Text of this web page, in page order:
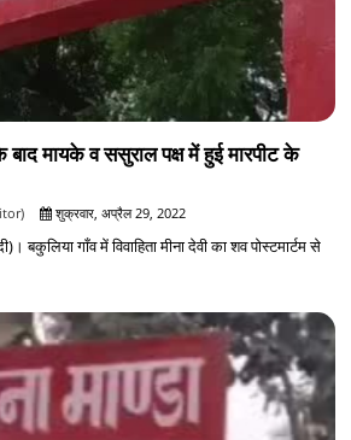
बाद मायके व ससुराल पक्ष में हुई मारपीट के
शुक्रवार, अप्रैल 29, 2022
बकुलिया गाँव में विवाहिता मीना देवी का शव पोस्टमार्टम से